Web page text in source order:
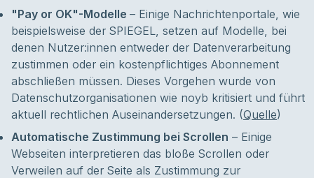
"Pay or OK"-Modelle – Einige Nachrichtenportale, wie
beispielsweise der SPIEGEL, setzen auf Modelle, bei
denen Nutzer:innen entweder der Datenverarbeitung
zustimmen oder ein kostenpflichtiges Abonnement
abschließen müssen. Dieses Vorgehen wurde von
Datenschutzorganisationen wie noyb kritisiert und führt
aktuell rechtlichen Auseinandersetzungen. (Quelle)
Automatische Zustimmung bei Scrollen – Einige
Webseiten interpretieren das bloße Scrollen oder
Verweilen auf der Seite als Zustimmung zur